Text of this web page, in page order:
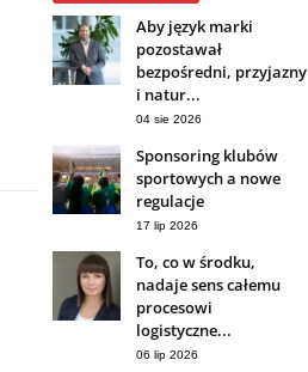
Aby język marki
pozostawał
bezpośredni, przyjazny
i natur...
04 sie 2026
Sponsoring klubów
sportowych a nowe
regulacje
17 lip 2026
To, co w środku,
nadaje sens całemu
procesowi
logistyczne...
06 lip 2026